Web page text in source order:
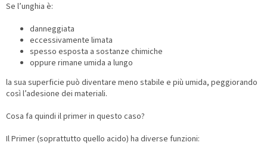
Se l’unghia è:
danneggiata
eccessivamente limata
spesso esposta a sostanze chimiche
oppure rimane umida a lungo
la sua superficie può diventare meno stabile e più umida, peggiorando
così l’adesione dei materiali.
Cosa fa quindi il primer in questo caso?
Il Primer (soprattutto quello acido) ha diverse funzioni: